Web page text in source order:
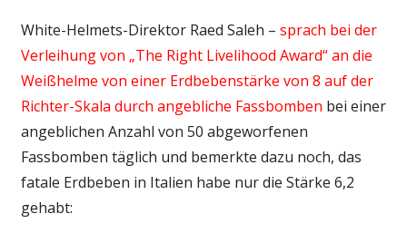
White-Helmets-Direktor Raed Saleh – sprach bei der
Verleihung von „The Right Livelihood Award“ an die
Weißhelme von einer Erdbebenstärke von 8 auf der
Richter-Skala durch angebliche Fassbomben bei einer
angeblichen Anzahl von 50 abgeworfenen
Fassbomben täglich und bemerkte dazu noch, das
fatale Erdbeben in Italien habe nur die Stärke 6,2
gehabt: